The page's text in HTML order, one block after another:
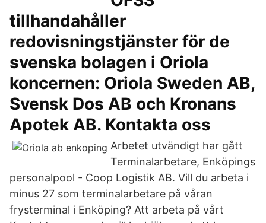
tillhandahåller
redovisningstjänster för de
svenska bolagen i Oriola
koncernen: Oriola Sweden AB,
Svensk Dos AB och Kronans
Apotek AB. Kontakta oss
Arbetet utvändigt har gått
Terminalarbetare, Enköpings
personalpool - Coop Logistik AB. Vill du arbeta i
minus 27 som terminalarbetare på våran
frysterminal i Enköping? Att arbeta på vårt